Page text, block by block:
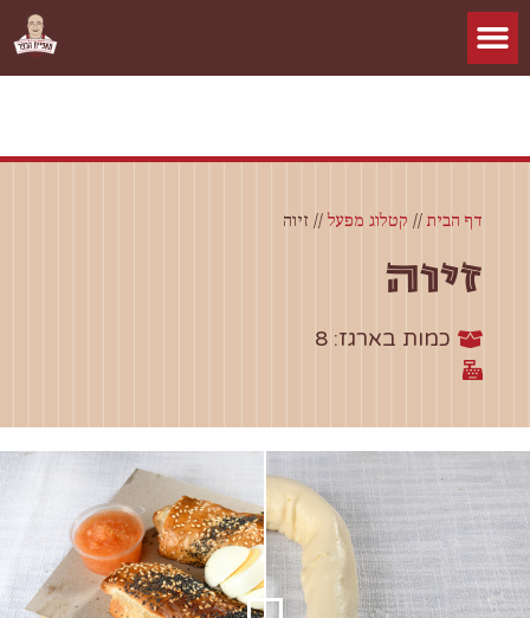
דף הבית // קטלוג מפעל // זיוה
זיוה
כמות בארגז: 8